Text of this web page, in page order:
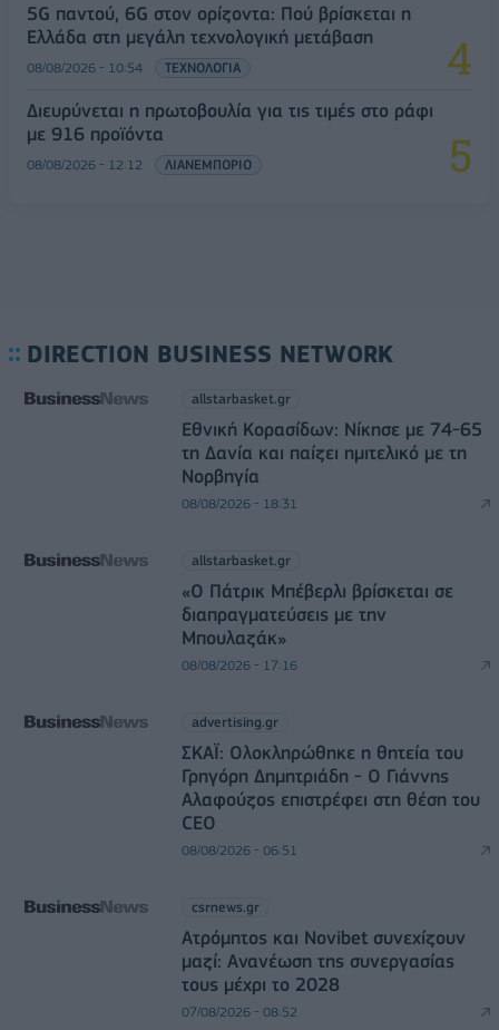
5G παντού, 6G στον ορίζοντα: Πού βρίσκεται η
Ελλάδα στη μεγάλη τεχνολογική μετάβαση
08/08/2026 - 10:54 ΤΕΧΝΟΛΟΓΙΑ
Διευρύνεται η πρωτοβουλία για τις τιμές στο ράφι
με 916 προϊόντα
08/08/2026 - 12:12 ΛΙΑΝΕΜΠΟΡΙΟ
DIRECTION BUSINESS NETWORK
allstarbasket.gr
Εθνική Κορασίδων: Νίκησε με 74-65
τη Δανία και παίζει ημιτελικό με τη
Νορβηγία
08/08/2026 - 18:31
allstarbasket.gr
«Ο Πάτρικ Μπέβερλι βρίσκεται σε
διαπραγματεύσεις με την
Μπουλαζάκ»
08/08/2026 - 17:16
advertising.gr
ΣΚΑΪ: Ολοκληρώθηκε η θητεία του
Γρηγόρη Δημητριάδη - Ο Γιάννης
Αλαφούζος επιστρέφει στη θέση του
CEO
08/08/2026 - 06:51
csrnews.gr
Ατρόμητος και Novibet συνεχίζουν
μαζί: Ανανέωση της συνεργασίας
τους μέχρι το 2028
07/08/2026 - 08:52